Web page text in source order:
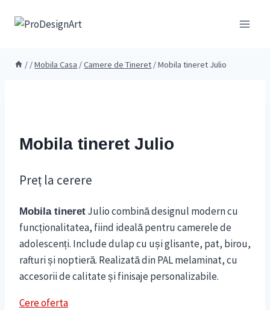
/ /Mobila Casa /Camere de Tineret /Mobila tineret Julio
Mobila tineret Julio
Preț la cerere
Mobila tineret Julio combină designul modern cu
funcționalitatea, fiind ideală pentru camerele de
adolescenți. Include dulap cu uși glisante, pat, birou,
rafturi și noptieră. Realizată din PAL melaminat, cu
accesorii de calitate și finisaje personalizabile.
Cere oferta